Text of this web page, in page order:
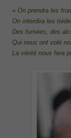
« On prendra les
On interdira les
Des fumées, des
Qui nous ont volé
La vérité nous fera